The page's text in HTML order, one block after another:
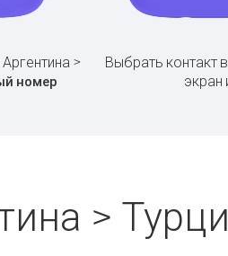
>
номер
Выбрать контакт
экран
>